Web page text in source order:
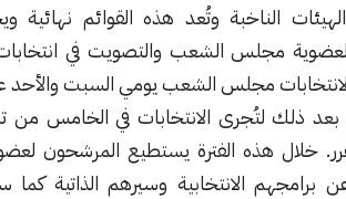
وتُعد هذه القوائم نهائية ويحق لجميع
الشعب والتصويت في انتخابات المجلس.
مجلس الشعب يومي السبت والأحد على أن تبدأ
الانتخابات في الخامس من تشرين الأول
الفترة يستطيع المرشحون لعضوية مجلس
وسيرهم الذاتية كما سيتم تنظيم